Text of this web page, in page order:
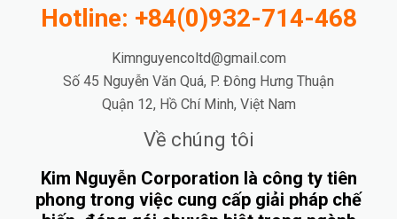
Hotline: +84(0)932-714-468
Kimnguyencoltd@gmail.com
Số 45 Nguyễn Văn Quá, P. Đông Hưng Thuận
Quận 12, Hồ Chí Minh, Việt Nam
Về chúng tôi
Kim Nguyễn Corporation là công ty tiên
phong trong việc cung cấp giải pháp chế